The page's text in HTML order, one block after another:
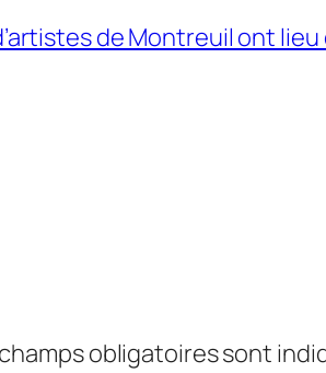
de Montreuil ont lieu
obligatoires sont